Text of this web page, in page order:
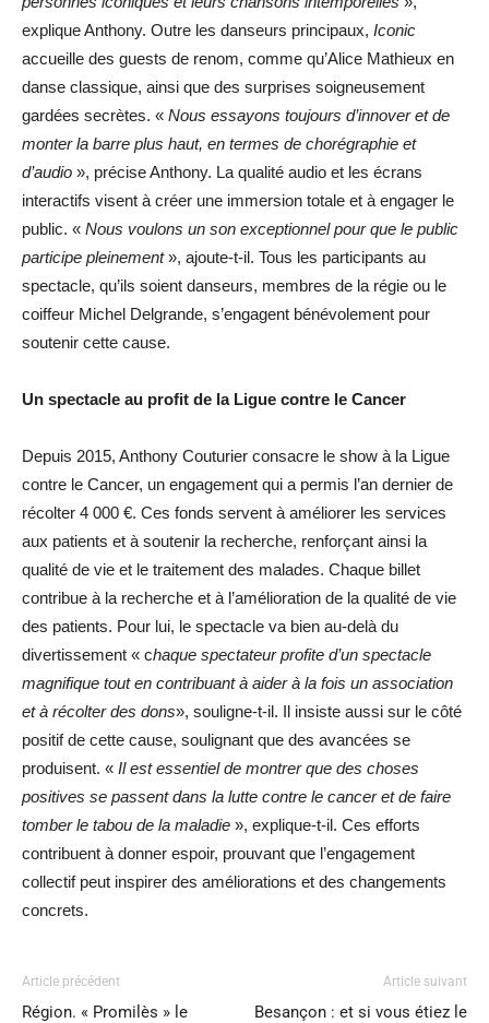
explique Anthony. Outre les danseurs principaux, Iconic
accueille des guests de renom, comme qu’Alice Mathieux en
danse classique, ainsi que des surprises soigneusement
gardées secrètes. « Nous essayons toujours d’innover et de
monter la barre plus haut, en termes de chorégraphie et
d’audio », précise Anthony. La qualité audio et les écrans
interactifs visent à créer une immersion totale et à engager le
public. « Nous voulons un son exceptionnel pour que le public
participe pleinement», ajoute-t-il. Tous les participants au
spectacle, qu’ils soient danseurs, membres de la régie ou le
coiffeur Michel Delgrande, s’engagent bénévolement pour
soutenir cette cause.
Un spectacle au profit de la Ligue contre le Cancer
Depuis 2015, Anthony Couturier consacre le show à la Ligue
contre le Cancer, un engagement qui a permis l’an dernier de
récolter 4 000 €. Ces fonds servent à améliorer les services
aux patients et à soutenir la recherche, renforçant ainsi la
qualité de vie et le traitement des malades. Chaque billet
contribue à la recherche et à l’amélioration de la qualité de vie
des patients. Pour lui, le spectacle va bien au-delà du
divertissement « chaque spectateur profite d’un spectacle
magnifique tout en contribuant à aider à la fois un association
et à récolter des dons», souligne-t-il. Il insiste aussi sur le côté
positif de cette cause, soulignant que des avancées se
produisent. « Il est essentiel de montrer que des choses
positives se passent dans la lutte contre le cancer et de faire
tomber le tabou de la maladie », explique-t-il. Ces efforts
contribuent à donner espoir, prouvant que l’engagement
collectif peut inspirer des améliorations et des changements
concrets.
Article précédent
Région. « Promilès » le
Article suivant
Besançon : et si vous étiez le